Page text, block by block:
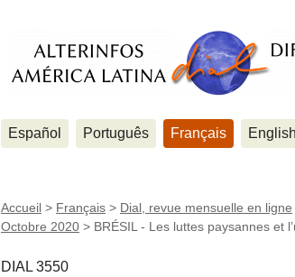
Español Português Français English
Accueil > Français > Dial, revue mensuelle en ligne
Octobre 2020 > BRÉSIL - Les luttes paysannes et
DIAL 3550